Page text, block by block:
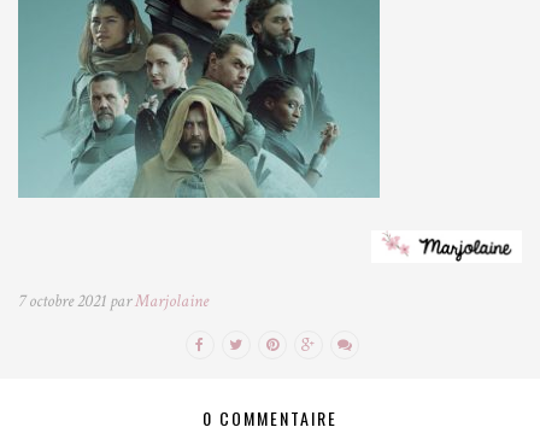
7 octobre 2021 parMarjolaine
0 COMMENTAIRE